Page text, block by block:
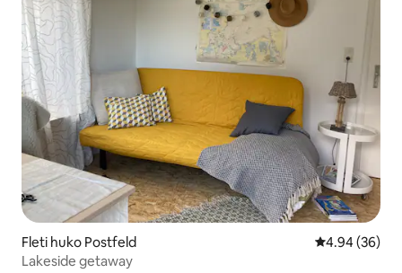
Fleti huko Postfeld Ukadiriaji wa
4.94 (36)
Lakeside getaway